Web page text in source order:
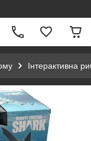
Інтерактивна